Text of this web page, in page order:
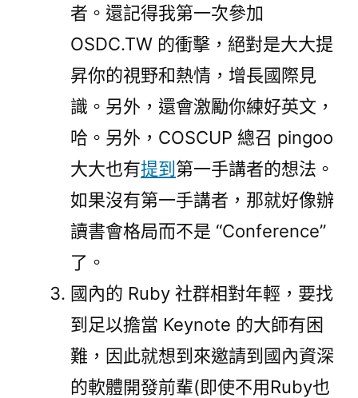
者。還記得我第一次參加
OSDC.TW 的衝擊，絕對是大大提
昇你的視野和熱情，增長國際見
識。另外，還會激勵你練好英文，
哈。另外，COSCUP 總召 pingoo
大大也有提到 第一手講者的想法。
如果沒有第一手講者，那就好像辦
讀書會格局而不是 “Conference”
了。
國內的 Ruby 社群相對年輕，要找
到足以擔當 Keynote 的大師有困
難，因此就想到來邀請到國內資深
的軟體開發前輩(即使不用Ruby也